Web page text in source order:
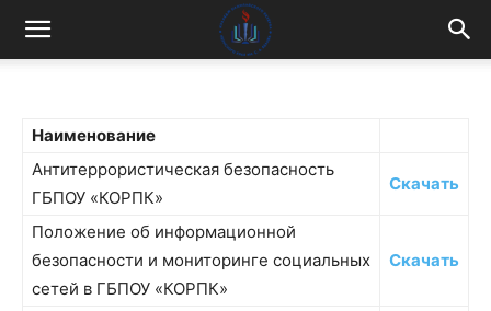
Наименование
Антитеррористическая безопасность
ГБПОУ «КОРПК»
Скачать
Положение об информационной
безопасности и мониторинге социальных
сетей в ГБПОУ «КОРПК»
Скачать